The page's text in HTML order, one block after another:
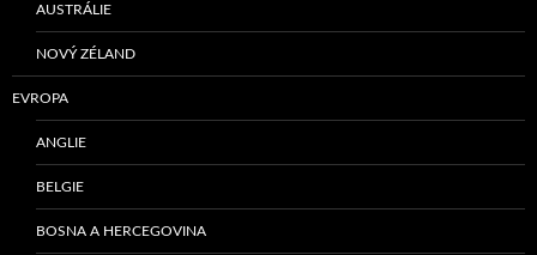
AUSTRÁLIE
NOVÝ ZÉLAND
EVROPA
ANGLIE
BELGIE
BOSNA A HERCEGOVINA